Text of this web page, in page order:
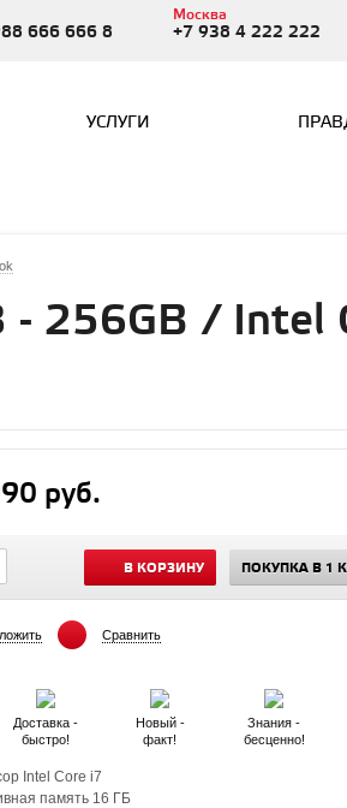
666 666 8
Москва
+7 938 4 222 222
УСЛУГИ
256GB / Intel
руб.
В КОРЗИНУ ПОКУПКА В 1
Сравнить
Доставка -
быстро!
Новый -
факт!
Знания -
бесценно!
Intel Core i7
память 16 ГБ